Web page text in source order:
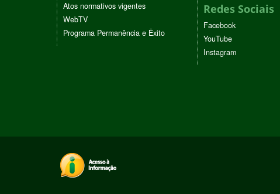
Atos normativos vigentes
WebTV
Programa Permanência e Êxito
Redes Sociais
Facebook
YouTube
Instagram